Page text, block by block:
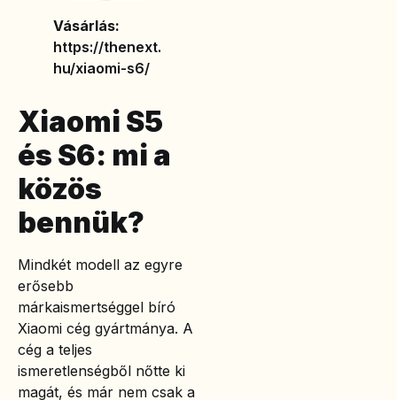
Vásárlás:
https://thenext.
hu/xiaomi-s6/
Xiaomi S5
és S6: mi a
közös
bennük?
Mindkét modell az egyre
erősebb
márkaismertséggel bíró
Xiaomi cég gyártmánya. A
cég a teljes
ismeretlenségből nőtte ki
magát, és már nem csak a